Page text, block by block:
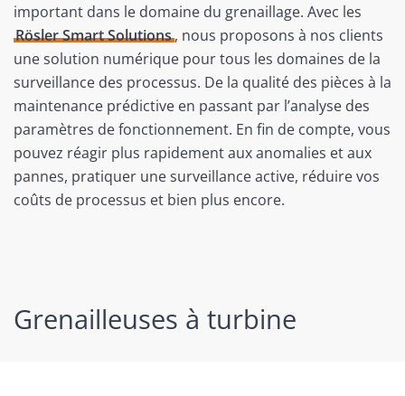
important dans le domaine du grenaillage. Avec les
Rösler Smart Solutions, nous proposons à nos clients
une solution numérique pour tous les domaines de la
surveillance des processus. De la qualité des pièces à la
maintenance prédictive en passant par l’analyse des
paramètres de fonctionnement. En fin de compte, vous
pouvez réagir plus rapidement aux anomalies et aux
pannes, pratiquer une surveillance active, réduire vos
coûts de processus et bien plus encore.
Grenailleuses à turbine